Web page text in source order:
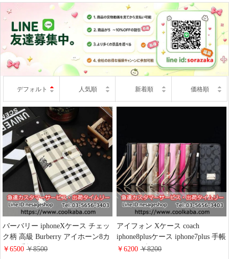
デフォルト 人気順 新着順 価格順
バーバリー iphoneXケース チェッ
ク柄 高級 Burberry アイホーン8カ
バー 手帳型 iphone7plusケース カ
￥6500￥8500
アイフォン Xケース coach
iphone8plusケース iphone7plus 手帳
ケース ブランド Galaxy S9/S8 Plus
￥6200￥8200